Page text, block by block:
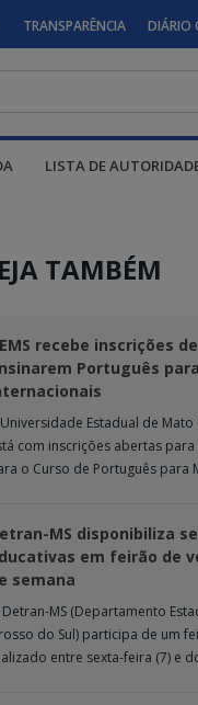
TRANSPARÊNCIA DIÁRIO
LISTA DE
TAMBÉM
recebe inscrições
Português
Estadual de Mato
com inscrições abertas
o Curso de Português para
MS disponibiliza
em feirão de
semana
Detran-MS (Departamento
do Sul) participa de um
entre sexta-feira (7) e